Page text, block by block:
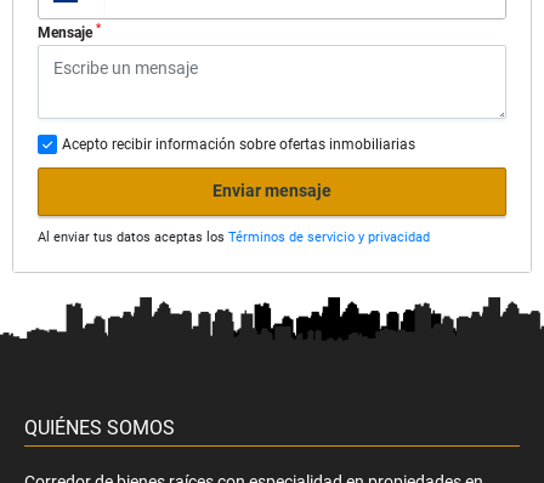
Mensaje *
Acepto recibir información sobre ofertas inmobiliarias
Enviar mensaje
Al enviar tus datos aceptas los Términos de servicio y privacidad
QUIÉNES SOMOS